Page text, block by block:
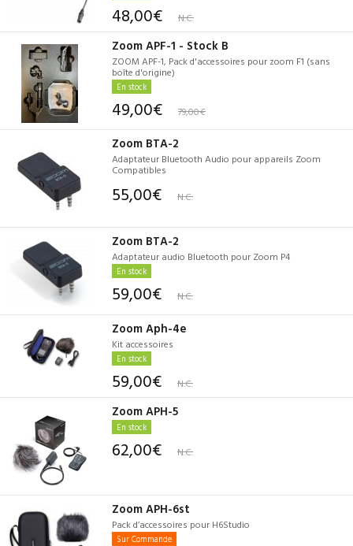
48,00€ N.C.
Zoom APF-1 - Stock B
ZOOM APF-1, Pack d'accessoires pour zoom F1 (sans
boîte d'origine)
En stock
49,00€ 79,00€
Zoom BTA-2
Adaptateur Bluetooth Audio pour appareils Zoom
Compatibles
55,00€ N.C.
Zoom BTA-2
Adaptateur audio Bluetooth pour Zoom P4
En stock
59,00€ N.C.
Zoom Aph-4e
Kit accessoires
En stock
59,00€ N.C.
Zoom APH-5
En stock
62,00€ N.C.
Zoom APH-6st
Pack d’accessoires pour H6Studio
Sur Commande